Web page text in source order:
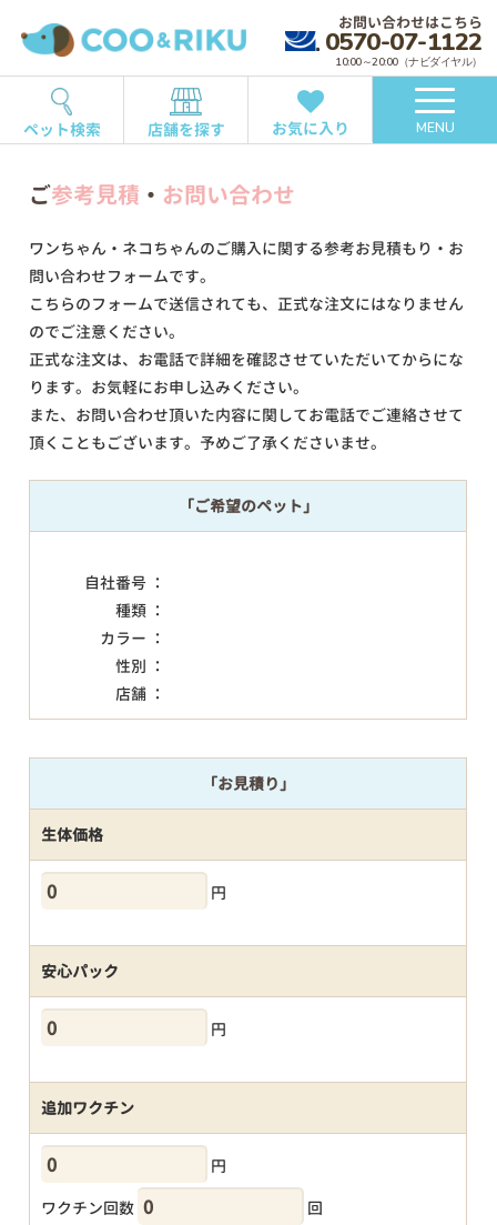
お問い合わせはこちら
0570-07-1122
10:00～20:00（ナビダイヤル）
ペット検索 店舗を探す お気に入り MENU
ご参考見積 ・ お問い合わせ
ワンちゃん・ネコちゃんのご購入に関する参考お見積もり・お
問い合わせフォームです。
こちらのフォームで送信されても、正式な注文にはなりません
のでご注意ください。
正式な注文は、お電話で詳細を確認させていただいてからにな
ります。お気軽にお申し込みください。
また、お問い合わせ頂いた内容に関してお電話でご連絡させて
頂くこともございます。予めご了承くださいませ。
「ご希望のペット」
自社番号 ：
種類 ：
カラー ：
性別 ：
店舗 ：
「お見積り」
生体価格
円
安心パック
円
追加ワクチン
円
ワクチン回数
回